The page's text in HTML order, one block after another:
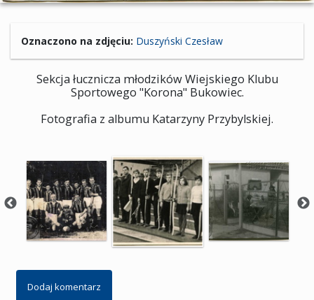
Oznaczono na zdjęciu: Duszyński Czesław
Sekcja łucznicza młodzików Wiejskiego Klubu
Sportowego "Korona" Bukowiec.
Fotografia z albumu Katarzyny Przybylskiej.
Dodaj komentarz